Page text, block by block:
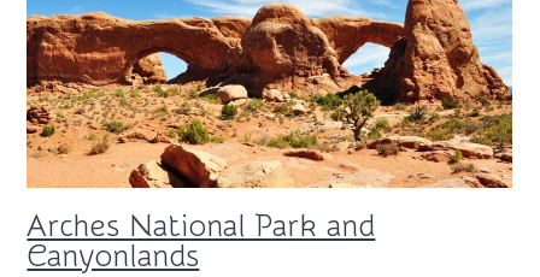
Arches National Park and
Canyonlands